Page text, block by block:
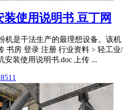
使用说明书 豆丁网
机是干法生产的最理想设备。该机
书房 登录 注册 行业资料 > 轻工业/
安装使用说明书.doc 上传 ...